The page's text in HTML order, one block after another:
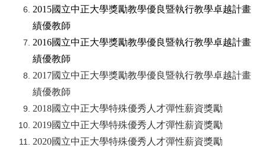
2015國立中正大學獎勵教學優良暨執行教學卓越計畫
績優教師
2016國立中正大學獎勵教學優良暨執行教學卓越計畫
績優教師
2017國立中正大學獎勵教學優良暨執行教學卓越計畫
績優教師
2018國立中正大學特殊優秀人才彈性薪資獎勵
2019國立中正大學特殊優秀人才彈性薪資獎勵
2020國立中正大學特殊優秀人才彈性薪資獎勵